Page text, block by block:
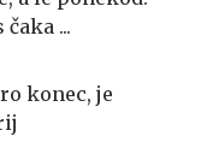
...
konec, je